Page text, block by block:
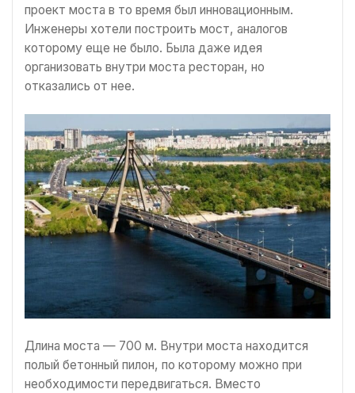
проект моста в то время был инновационным.
Инженеры хотели построить мост, аналогов
которому еще не было. Была даже идея
организовать внутри моста ресторан, но
отказались от нее.
Длина моста — 700 м. Внутри моста находится
полый бетонный пилон, по которому можно при
необходимости передвигаться. Вместо